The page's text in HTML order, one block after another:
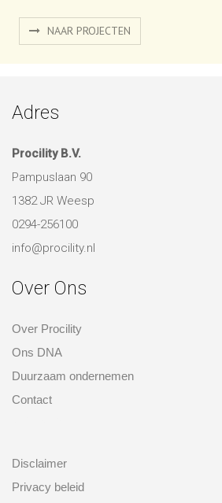
Procility B.V.
Pampuslaan 90
info@procility.nl
Over Ons
Over Procility
Ons DNA
Duurzaam ondernemen
over ons
Disclaimer
Privacy beleid
Algemene voorwaarden